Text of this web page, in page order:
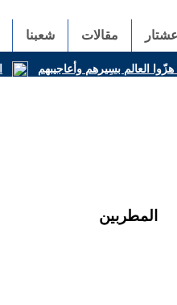
مقالات شعبنا
العالم بسِيرهم وأعاجيبهم
المطربين